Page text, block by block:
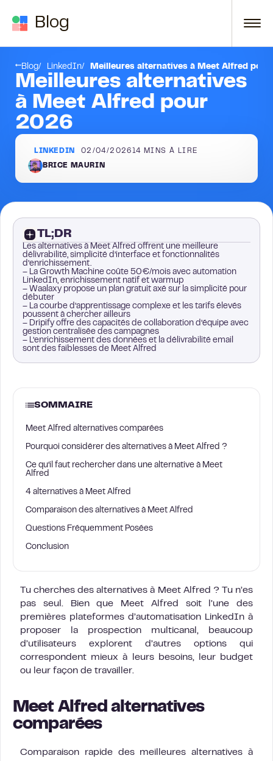
Blog
Blog LinkedIn Meilleures alternatives à Meet Alfred
Meilleures alternatives
à Meet Alfred pour
2026
LINKEDIN 02/04/2026 14 MINS À LIRE
BRICE MAURIN
TL;DR
Les alternatives à Meet Alfred offrent une meilleure
délivrabilité, simplicité d’interface et fonctionnalités
d’enrichissement.
– La Growth Machine coûte 50€/mois avec automation
LinkedIn, enrichissement natif et warmup
– Waalaxy propose un plan gratuit axé sur la simplicité pour
débuter
– La courbe d’apprentissage complexe et les tarifs élevés
poussent à chercher ailleurs
– Dripify offre des capacités de collaboration d’équipe avec
gestion centralisée des campagnes
– L’enrichissement des données et la délivrabilité email
sont des faiblesses de Meet Alfred
SOMMAIRE
Meet Alfred alternatives comparées
Pourquoi considérer des alternatives à Meet Alfred ?
Ce qu’il faut rechercher dans une alternative à Meet
Alfred
4 alternatives à Meet Alfred
Comparaison des alternatives à Meet Alfred
Questions Fréquemment Posées
Conclusion
Tu cherches des alternatives à Meet Alfred ? Tu n’es
pas seul. Bien que Meet Alfred soit l’une des
premières plateformes d’automatisation LinkedIn à
proposer la prospection multicanal, beaucoup
d’utilisateurs explorent d’autres options qui
correspondent mieux à leurs besoins, leur budget
ou leur façon de travailler.
Meet Alfred alternatives
comparées
Comparaison rapide des meilleures alternatives à